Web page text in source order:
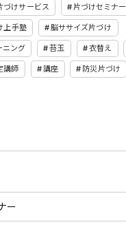
づけサービス 片づけセミナー
上手塾 脳ササイズ片づけ
ニング 苔玉 衣替え
講師 講座 防災片づけ
ー